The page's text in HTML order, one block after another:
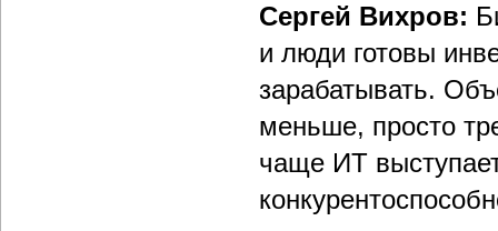
Сергей Вихров:
и люди готовы
зарабатывать.
меньше, просто
чаще ИТ